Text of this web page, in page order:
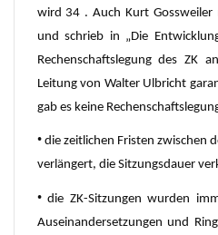
wird 34 . Auch Kurt Gossweiler
und schrieb in „Die
Rechenschaftslegung des ZK
Leitung von Walter Ulbricht
gab es keine
•die zeitlichen Fristen zwischen
verlängert, die Sitzungsdauer
•die ZK-Sitzungen wurden
Auseinandersetzungen und